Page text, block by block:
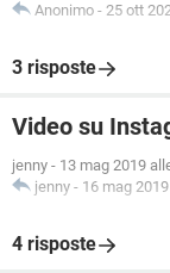
Anonimo - 25 ott
3 risposte
Video su
jenny - 13 mag 2019
jenny - 16 mag
4 risposte